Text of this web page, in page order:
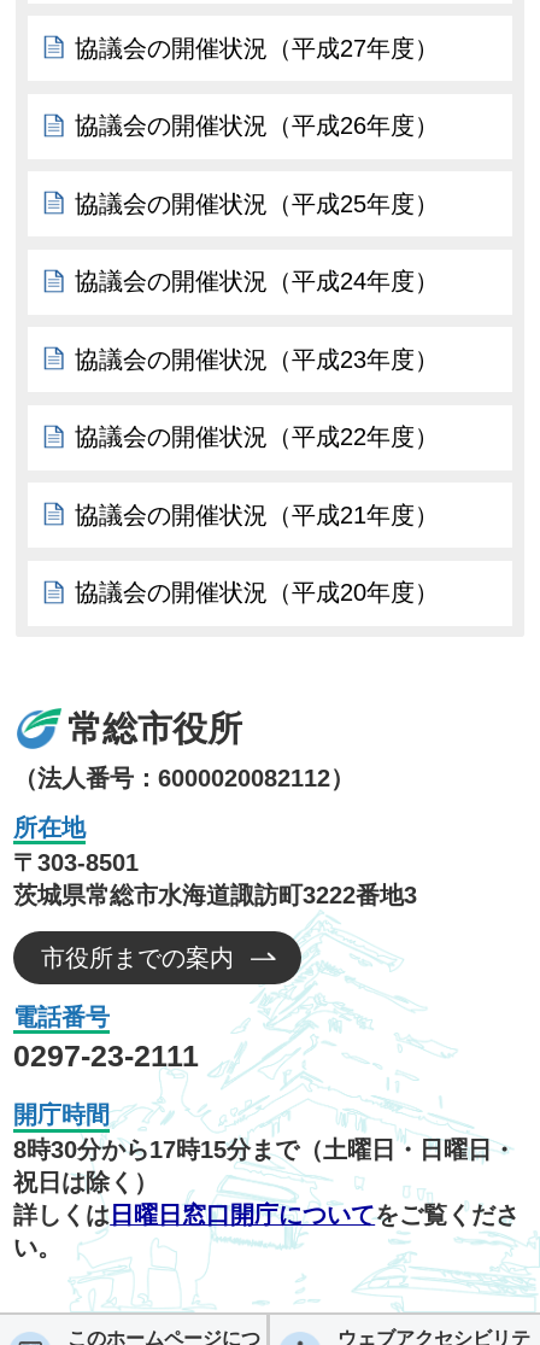
協議会の開催状況（平成27年度）
協議会の開催状況（平成26年度）
協議会の開催状況（平成25年度）
協議会の開催状況（平成24年度）
協議会の開催状況（平成23年度）
協議会の開催状況（平成22年度）
協議会の開催状況（平成21年度）
協議会の開催状況（平成20年度）
常総市役所
（法人番号：6000020082112）
所在地
〒303-8501
茨城県常総市水海道諏訪町3222番地3
市役所までの案内
電話番号
0297-23-2111
開庁時間
8時30分から17時15分まで（土曜日・日曜日・
祝日は除く）
詳しくは 日曜日窓口開庁についてをご覧くださ
い。
このホームページにつ ウェブアクセシビリテ